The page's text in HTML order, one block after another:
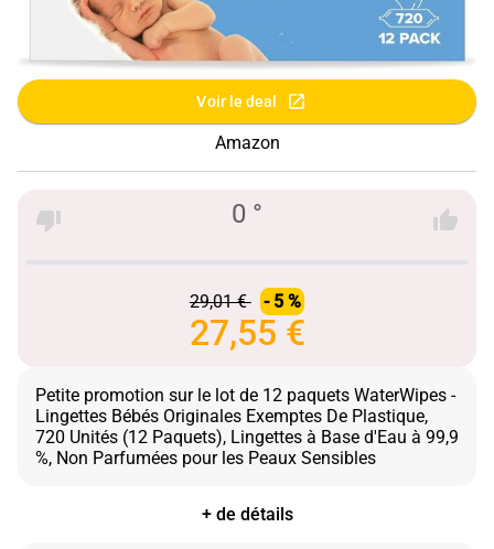
Voir le deal
Amazon
0 °
29,01 € - 5 %
27,55 €
Petite promotion sur le lot de 12 paquets WaterWipes -
Lingettes Bébés Originales Exemptes De Plastique,
720 Unités (12 Paquets), Lingettes à Base d'Eau à 99,9
+ de détails